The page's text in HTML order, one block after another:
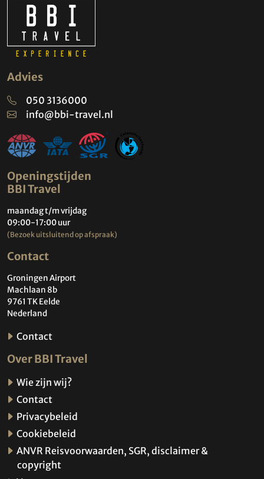
Advies
050 3136000
info@bbi-travel.nl
Openingstijden
BBI Travel
maandag t/m vrijdag
09:00-17:00 uur
(Bezoek uitsluitend op afspraak)
Contact
Groningen Airport
Machlaan 8b
9761 TK Eelde
Nederland
Contact
Over BBI Travel
Wie zijn wij?
Contact
Privacybeleid
Cookiebeleid
ANVR Reisvoorwaarden, SGR, disclaimer &
copyright